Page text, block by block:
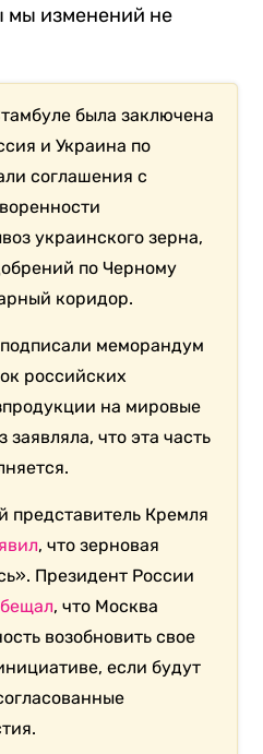
мы изменений не
была заключена
и Украина по
соглашения с
украинского зерна,
по Черному
коридор.
меморандум
российских
на мировые
что эта часть
представитель Кремля
, что зерновая
Президент России
, что Москва
возобновить свое
если будут